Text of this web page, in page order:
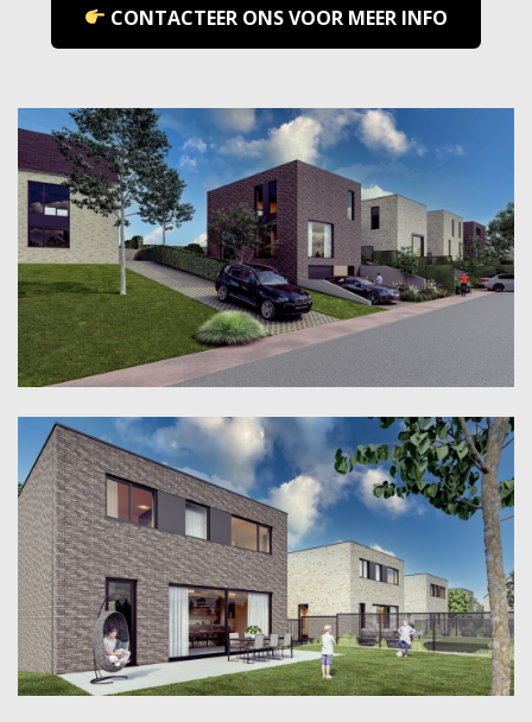
CONTACTEER ONS VOOR MEER INFO